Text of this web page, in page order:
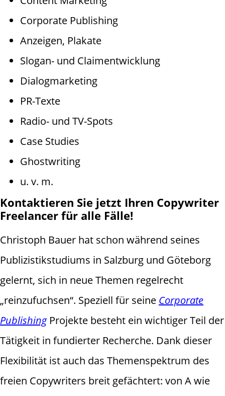
Corporate Publishing
Anzeigen, Plakate
Slogan- und Claimentwicklung
Dialogmarketing
PR-Texte
Radio- und TV-Spots
Case Studies
Ghostwriting
u. v. m.
Kontaktieren Sie jetzt Ihren Copywriter
Freelancer für alle Fälle!
Christoph Bauer hat schon während seines
Publizistikstudiums in Salzburg und Göteborg
gelernt, sich in neue Themen regelrecht
„reinzufuchsen“. Speziell für seine Corporate
PublishingProjekte besteht ein wichtiger Teil der
Tätigkeit in fundierter Recherche. Dank dieser
Flexibilität ist auch das Themenspektrum des
freien Copywriters breit gefächtert: von A wie